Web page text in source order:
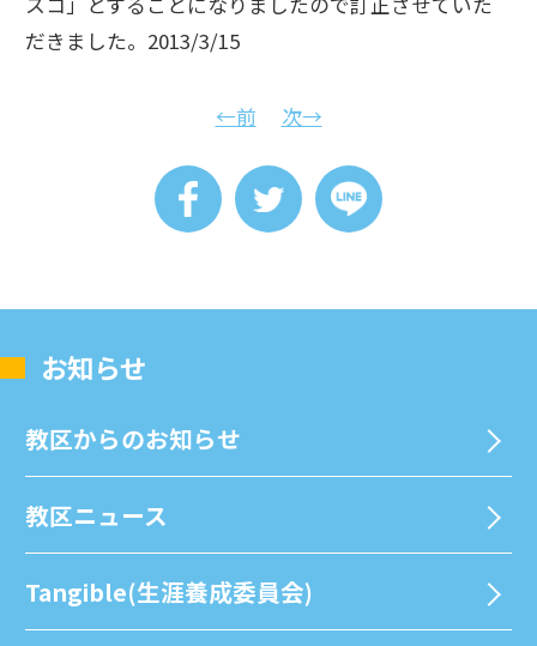
だきました。2013/3/15
←前 次→
お知らせ
教区からのお知らせ
教区ニュース
Tangible(生涯養成委員会)